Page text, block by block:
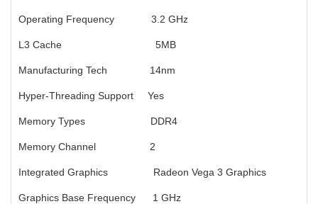
Operating Frequency 3.2 GHz
L3 Cache 5MB
Manufacturing Tech 14nm
Hyper-Threading Support Yes
Memory Types DDR4
Memory Channel 2
Integrated Graphics Radeon Vega 3 Graphics
Graphics Base Frequency 1 GHz